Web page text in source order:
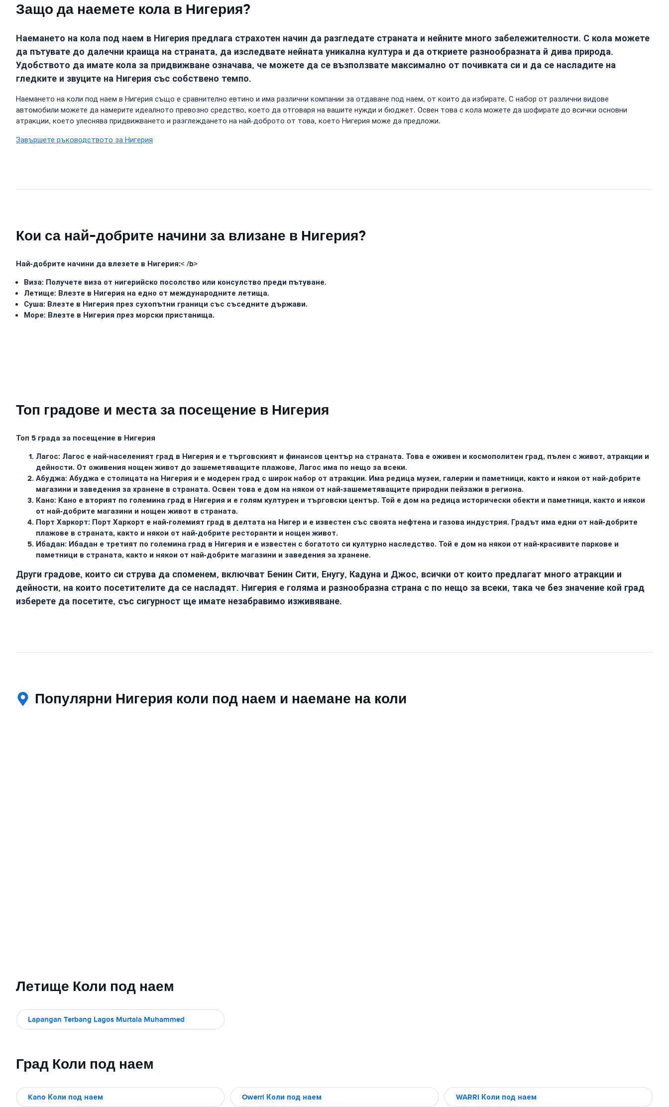
Защо да наемете кола в Нигерия?
Наемането на кола под наем в Нигерия предлага страхотен начин да разгледате страната и нейните много забележителности. С кола можете
да пътувате до далечни краища на страната, да изследвате нейната уникална култура и да откриете разнообразната й дива природа.
Удобството да имате кола за придвижване означава, че можете да се възползвате максимално от почивката си и да се насладите на
гледките и звуците на Нигерия със собствено темпо.
Наемането на коли под наем в Нигерия също е сравнително евтино и има различни компании за отдаване под наем, от които да избирате. С набор от различни видове
автомобили можете да намерите идеалното превозно средство, което да отговаря на вашите нужди и бюджет. Освен това с кола можете да шофирате до всички основни
атракции, което улеснява придвижването и разглеждането на най-доброто от това, което Нигерия може да предложи.
Завършете ръководството за Нигерия
Кои са най-добрите начини за влизане в Нигерия?
Най-добрите начини да влезете в Нигерия:< /b>
Виза: Получете виза от нигерийско посолство или консулство преди пътуване.
Летище: Влезте в Нигерия на едно от международните летища.
Суша: Влезте в Нигерия през сухопътни граници със съседните държави.
Море: Влезте в Нигерия през морски пристанища.
Топ градове и места за посещение в Нигерия
Топ 5 града за посещение в Нигерия
Лагос: Лагос е най-населеният град в Нигерия и е търговският и финансов център на страната. Това е оживен и космополитен град, пълен с живот, атракции и
дейности. От оживения нощен живот до зашеметяващите плажове, Лагос има по нещо за всеки.
Абуджа: Абуджа е столицата на Нигерия и е модерен град с широк набор от атракции. Има редица музеи, галерии и паметници, както и някои от най-добрите
магазини и заведения за хранене в страната. Освен това е дом на някои от най-зашеметяващите природни пейзажи в региона.
Кано: Кано е вторият по големина град в Нигерия и е голям културен и търговски център. Той е дом на редица исторически обекти и паметници, както и някои
от най-добрите магазини и нощен живот в страната.
Порт Харкорт: Порт Харкорт е най-големият град в делтата на Нигер и е известен със своята нефтена и газова индустрия. Градът има едни от най-добрите
плажове в страната, както и някои от най-добрите ресторанти и нощен живот.
Ибадан: Ибадан е третият по големина град в Нигерия и е известен с богатото си културно наследство. Той е дом на някои от най-красивите паркове и
паметници в страната, както и някои от най-добрите магазини и заведения за хранене.
Други градове, които си струва да споменем, включват Бенин Сити, Енугу, Кадуна и Джос, всички от които предлагат много атракции и
дейности, на които посетителите да се насладят. Нигерия е голяма и разнообразна страна с по нещо за всеки, така че без значение кой град
изберете да посетите, със сигурност ще имате незабравимо изживяване.
Популярни Нигерия коли под наем и наемане на коли
Летище Коли под наем
Lapangan Terbang Lagos Murtala Muhammed
Град Коли под наем
Kano Коли под наем Owerri Коли под наем WARRI Коли под наем